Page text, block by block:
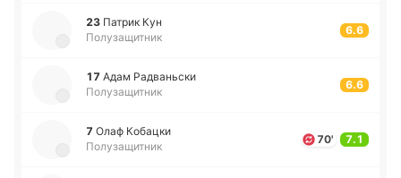
23 Патрик Кун
Полузащитник
6.6
17 Адам Ра­два­ньски
Полузащитник
6.6
7 Олаф Ко­ба­цки
Полузащитник
70' 7.1